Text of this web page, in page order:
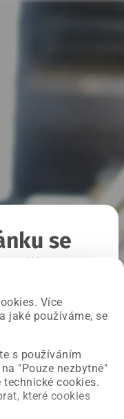
Více
jaké používáme, se
s používáním
"Pouze nezbytné"
cookies.
které cookies
se
už ji opravujeme.
stránku.
strana